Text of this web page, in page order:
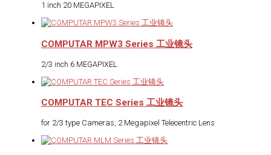
1 inch 20 MEGAPIXEL
COMPUTAR MPW3 Series 工业镜头
2/3 inch 6 MEGAPIXEL
COMPUTAR TEC Series 工业镜头
for 2/3 type Cameras, 2 Megapixel Telecentric Lens